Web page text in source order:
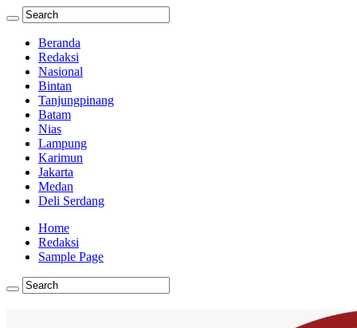
Beranda
Redaksi
Nasional
Bintan
Tanjungpinang
Batam
Nias
Lampung
Karimun
Jakarta
Medan
Deli Serdang
Home
Redaksi
Sample Page